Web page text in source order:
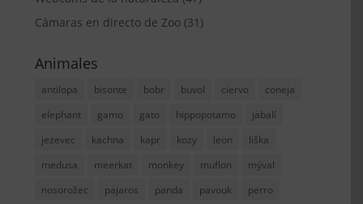
Cámaras en directo de Zoo (31)
Animales
antilopa bisonte bobr buvol ciervo
coneja
elephant
gamo gato hippopotamo
jabalí
jezevec
kachna kapr kozy leon
liška
medusa
meerkat monkey muflon
mýval
nosorožec
pajaros panda pavouk
perro